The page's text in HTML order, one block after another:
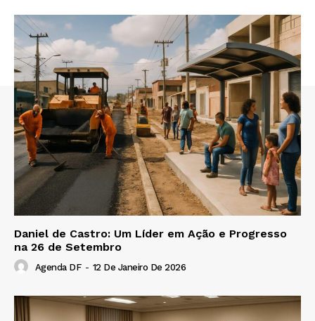
Daniel de Castro: Um Líder em Ação e Progresso
na 26 de Setembro
Agenda DF - 12 De Janeiro De 2026